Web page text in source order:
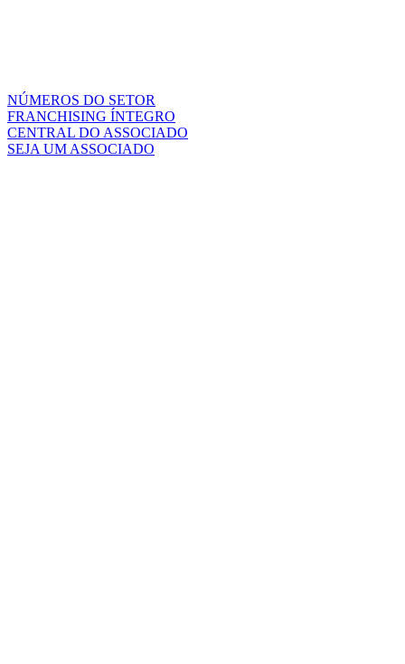
NÚMEROS DO SETOR
FRANCHISING ÍNTEGRO
CENTRAL DO ASSOCIADO
SEJA UM ASSOCIADO